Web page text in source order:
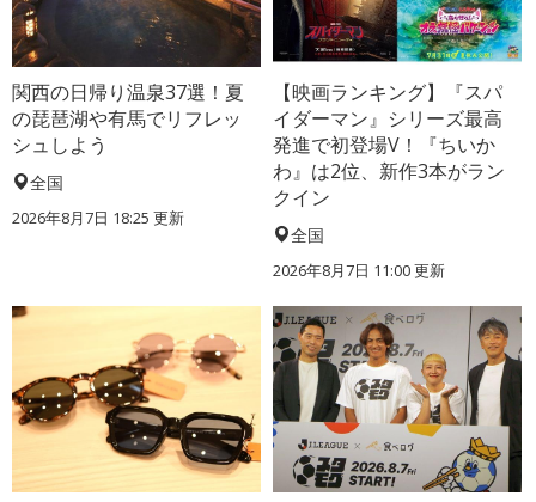
関西の日帰り温泉37選！夏
の琵琶湖や有馬でリフレッ
シュしよう
全国
2026年8月7日 18:25 更新
【映画ランキング】『スパ
イダーマン』シリーズ最高
発進で初登場V！『ちいか
わ』は2位、新作3本がラン
クイン
全国
2026年8月7日 11:00更新